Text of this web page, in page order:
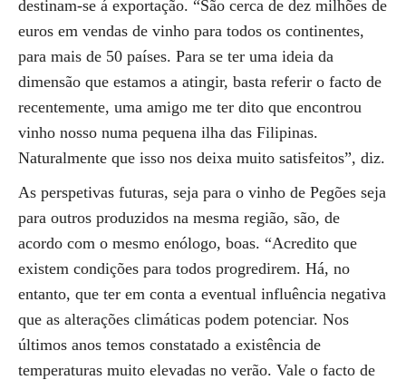
destinam-se á exportação. “São cerca de dez milhões de
euros em vendas de vinho para todos os continentes,
para mais de 50 países. Para se ter uma ideia da
dimensão que estamos a atingir, basta referir o facto de
recentemente, uma amigo me ter dito que encontrou
vinho nosso numa pequena ilha das Filipinas.
Naturalmente que isso nos deixa muito satisfeitos”, diz.
As perspetivas futuras, seja para o vinho de Pegões seja
para outros produzidos na mesma região, são, de
acordo com o mesmo enólogo, boas. “Acredito que
existem condições para todos progredirem. Há, no
entanto, que ter em conta a eventual influência negativa
que as alterações climáticas podem potenciar. Nos
últimos anos temos constatado a existência de
temperaturas muito elevadas no verão. Vale o facto de